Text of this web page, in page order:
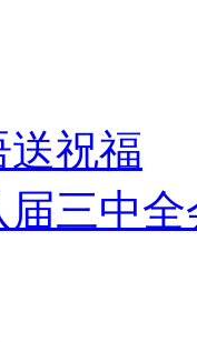
祝福
三中全